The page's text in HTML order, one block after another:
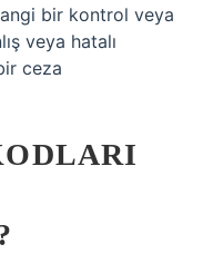
bir kontrol veya
veya hatalı
ceza